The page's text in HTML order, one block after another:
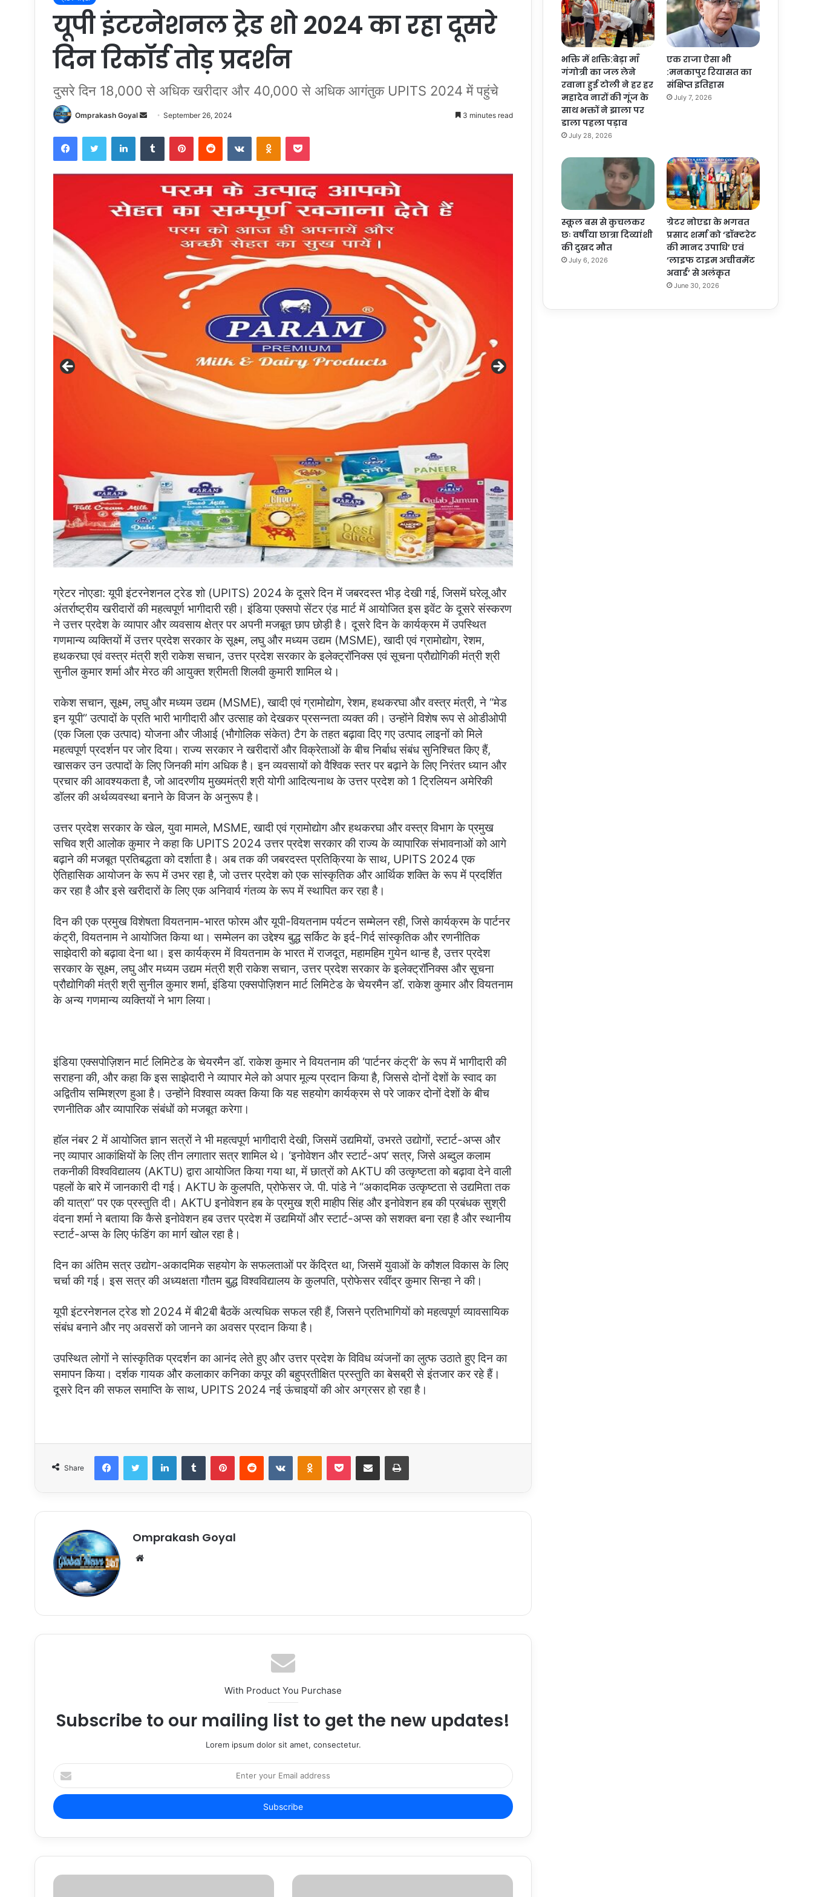
यूपी इंटरनेशनल ट्रेड शो 2024 का रहा दूसरे
दिन रिकॉर्ड तोड़ प्रदर्शन
दुसरे दिन 18,000 से अधिक खरीदार और 40,000 से अधिक आगंतुक UPITS 2024 में पहुंचे
Omprakash Goyal
Send
email
September 26, 2024 3 minutes read
FacebookTwitter LinkedInTumblr PinterestReddit VKontakteOdnoklassniki
Pocket
ग्रेटर नोएडा: यूपी इंटरनेशनल ट्रेड शो (UPITS) 2024 के दूसरे दिन में जबरदस्त भीड़ देखी गई, जिसमें घरेलू और
अंतर्राष्ट्रीय खरीदारों की महत्वपूर्ण भागीदारी रही। इंडिया एक्सपो सेंटर एंड मार्ट में आयोजित इस इवेंट के दूसरे संस्करण
ने उत्तर प्रदेश के व्यापार और व्यवसाय क्षेत्र पर अपनी मजबूत छाप छोड़ी है। दूसरे दिन के कार्यक्रम में उपस्थित
गणमान्य व्यक्तियों में उत्तर प्रदेश सरकार के सूक्ष्म, लघु और मध्यम उद्यम (MSME), खादी एवं ग्रामोद्योग, रेशम,
हथकरघा एवं वस्त्र मंत्री श्री राकेश सचान, उत्तर प्रदेश सरकार के इलेक्ट्रॉनिक्स एवं सूचना प्रौद्योगिकी मंत्री श्री
सुनील कुमार शर्मा और मेरठ की आयुक्त श्रीमती शिलवी कुमारी शामिल थे।
राकेश सचान, सूक्ष्म, लघु और मध्यम उद्यम (MSME), खादी एवं ग्रामोद्योग, रेशम, हथकरघा और वस्त्र मंत्री, ने “मेड
इन यूपी” उत्पादों के प्रति भारी भागीदारी और उत्साह को देखकर प्रसन्नता व्यक्त की। उन्होंने विशेष रूप से ओडीओपी
(एक जिला एक उत्पाद) योजना और जीआई (भौगोलिक संकेत) टैग के तहत बढ़ावा दिए गए उत्पाद लाइनों को मिले
महत्वपूर्ण प्रदर्शन पर जोर दिया। राज्य सरकार ने खरीदारों और विक्रेताओं के बीच निर्बाध संबंध सुनिश्चित किए हैं,
खासकर उन उत्पादों के लिए जिनकी मांग अधिक है। इन व्यवसायों को वैश्विक स्तर पर बढ़ाने के लिए निरंतर ध्यान और
प्रचार की आवश्यकता है, जो आदरणीय मुख्यमंत्री श्री योगी आदित्यनाथ के उत्तर प्रदेश को 1 ट्रिलियन अमेरिकी
डॉलर की अर्थव्यवस्था बनाने के विजन के अनुरूप है।
उत्तर प्रदेश सरकार के खेल, युवा मामले, MSME, खादी एवं ग्रामोद्योग और हथकरघा और वस्त्र विभाग के प्रमुख
सचिव श्री आलोक कुमार ने कहा कि UPITS 2024 उत्तर प्रदेश सरकार की राज्य के व्यापारिक संभावनाओं को आगे
बढ़ाने की मजबूत प्रतिबद्धता को दर्शाता है। अब तक की जबरदस्त प्रतिक्रिया के साथ, UPITS 2024 एक
ऐतिहासिक आयोजन के रूप में उभर रहा है, जो उत्तर प्रदेश को एक सांस्कृतिक और आर्थिक शक्ति के रूप में प्रदर्शित
कर रहा है और इसे खरीदारों के लिए एक अनिवार्य गंतव्य के रूप में स्थापित कर रहा है।
दिन की एक प्रमुख विशेषता वियतनाम-भारत फोरम और यूपी-वियतनाम पर्यटन सम्मेलन रही, जिसे कार्यक्रम के पार्टनर
कंट्री, वियतनाम ने आयोजित किया था। सम्मेलन का उद्देश्य बुद्ध सर्किट के इर्द-गिर्द सांस्कृतिक और रणनीतिक
साझेदारी को बढ़ावा देना था। इस कार्यक्रम में वियतनाम के भारत में राजदूत, महामहिम गुयेन थान्ह है, उत्तर प्रदेश
सरकार के सूक्ष्म, लघु और मध्यम उद्यम मंत्री श्री राकेश सचान, उत्तर प्रदेश सरकार के इलेक्ट्रॉनिक्स और सूचना
प्रौद्योगिकी मंत्री श्री सुनील कुमार शर्मा, इंडिया एक्सपोज़िशन मार्ट लिमिटेड के चेयरमैन डॉ. राकेश कुमार और वियतनाम
के अन्य गणमान्य व्यक्तियों ने भाग लिया।
इंडिया एक्सपोज़िशन मार्ट लिमिटेड के चेयरमैन डॉ. राकेश कुमार ने वियतनाम की ‘पार्टनर कंट्री’ के रूप में भागीदारी की
सराहना की, और कहा कि इस साझेदारी ने व्यापार मेले को अपार मूल्य प्रदान किया है, जिससे दोनों देशों के स्वाद का
अद्वितीय सम्मिश्रण हुआ है। उन्होंने विश्वास व्यक्त किया कि यह सहयोग कार्यक्रम से परे जाकर दोनों देशों के बीच
रणनीतिक और व्यापारिक संबंधों को मजबूत करेगा।
हॉल नंबर 2 में आयोजित ज्ञान सत्रों ने भी महत्वपूर्ण भागीदारी देखी, जिसमें उद्यमियों, उभरते उद्योगों, स्टार्ट-अप्स और
नए व्यापार आकांक्षियों के लिए तीन लगातार सत्र शामिल थे। ‘इनोवेशन और स्टार्ट-अप’ सत्र, जिसे अब्दुल कलाम
तकनीकी विश्वविद्यालय (AKTU) द्वारा आयोजित किया गया था, में छात्रों को AKTU की उत्कृष्टता को बढ़ावा देने वाली
पहलों के बारे में जानकारी दी गई। AKTU के कुलपति, प्रोफेसर जे. पी. पांडे ने “अकादमिक उत्कृष्टता से उद्यमिता तक
की यात्रा” पर एक प्रस्तुति दी। AKTU इनोवेशन हब के प्रमुख श्री माहीप सिंह और इनोवेशन हब की प्रबंधक सुश्री
वंदना शर्मा ने बताया कि कैसे इनोवेशन हब उत्तर प्रदेश में उद्यमियों और स्टार्ट-अप्स को सशक्त बना रहा है और स्थानीय
स्टार्ट-अप्स के लिए फंडिंग का मार्ग खोल रहा है।
दिन का अंतिम सत्र उद्योग-अकादमिक सहयोग के सफलताओं पर केंद्रित था, जिसमें युवाओं के कौशल विकास के लिए
चर्चा की गई। इस सत्र की अध्यक्षता गौतम बुद्ध विश्वविद्यालय के कुलपति, प्रोफेसर रवींद्र कुमार सिन्हा ने की।
यूपी इंटरनेशनल ट्रेड शो 2024 में बी2बी बैठकें अत्यधिक सफल रही हैं, जिसने प्रतिभागियों को महत्वपूर्ण व्यावसायिक
संबंध बनाने और नए अवसरों को जानने का अवसर प्रदान किया है।
उपस्थित लोगों ने सांस्कृतिक प्रदर्शन का आनंद लेते हुए और उत्तर प्रदेश के विविध व्यंजनों का लुत्फ उठाते हुए दिन का
समापन किया। दर्शक गायक और कलाकार कनिका कपूर की बहुप्रतीक्षित प्रस्तुति का बेसब्री से इंतजार कर रहे हैं।
दूसरे दिन की सफल समाप्ति के साथ, UPITS 2024 नई ऊंचाइयों की ओर अग्रसर हो रहा है।
Share
FacebookTwitter LinkedInTumblr PinterestReddit VKontakteOdnoklassniki
Pocket Share via Email Print
Omprakash Goyal
Website
With Product You Purchase
Subscribe to our mailing list to get the new updates!
Lorem ipsum dolor sit amet, consectetur.
Enter
your
Email
address
भक्ति में शक्ति:बेड़ा माँ
गंगोत्री का जल लेने
रवाना हुई टोली ने हर हर
महादेव नारों की गूंज के
साथ भक्तों ने झाला पर
डाला पहला पड़ाव
July 28, 2026
एक राजा ऐसा भी
:मनकापुर रियासत का
संक्षिप्त इतिहास
July 7, 2026
स्कूल बस से कुचलकर
छः वर्षीया छात्रा दिव्यांशी
की दुखद मौत
July 6, 2026
ग्रेटर नोएडा के भगवत
प्रसाद शर्मा को ‘डॉक्टरेट
की मानद उपाधि’ एवं
‘लाइफ टाइम अचीवमेंट
अवार्ड’ से अलंकृत
June 30, 2026